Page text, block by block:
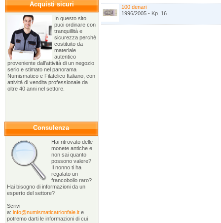
Acquisti sicuri
In questo sito
puoi ordinare con
tranquillità e
sicurezza perchè
costituito da
materiale
autentico
proveniente dall'attività di un negozio
serio e stimato nel panorama
Numismatico e Filatelico Italiano, con
attività di vendita professionale da
oltre 40 anni nel settore.
Consulenza
Hai ritrovato delle
monete antiche e
non sai quanto
possono valere?
Il nonno ti ha
regalato un
francobollo raro?
Hai bisogno di informazioni da un
esperto del settore?
Scrivi
a: info@numismaticatrionfale.it e
potremo darti le informazioni di cui
100 denari
1996/2005 - Kp. 16